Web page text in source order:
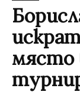
място